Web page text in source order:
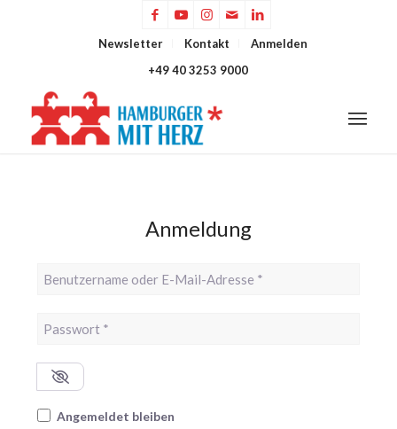
Newsletter Kontakt
Anmelden
+49 40 3253 9000
Anmeldung
Benutzername oder E-Mail-Adresse
Passwort *
Angemeldet bleiben